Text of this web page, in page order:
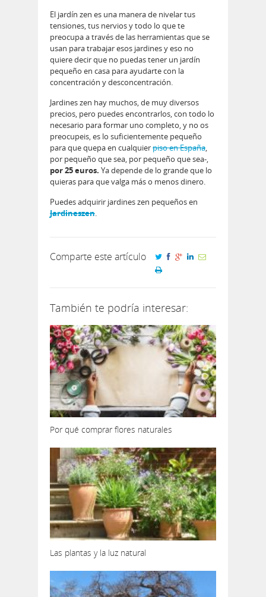
El jardín zen es una manera de nivelar tus
tensiones, tus nervios y todo lo que te
preocupa a través de las herramientas que se
usan para trabajar esos jardines y eso no
quiere decir que no puedas tener un jardín
pequeño en casa para ayudarte con la
concentración y desconcentración.
Jardines zen hay muchos, de muy diversos
precios, pero puedes encontrarlos, con todo lo
necesario para formar uno completo, y no os
preocupeis, es lo suficientemente pequeño
para que quepa en cualquierpiso en España,
por pequeño que sea, por pequeño que sea-,
por 25 euros. Ya depende de lo grande que lo
quieras para que valga más o menos dinero.
Puedes adquirir jardines zen pequeños en
Jardineszen.
Comparte este artículo
También te podría interesar:
Por qué comprar flores naturales
Las plantas y la luz natural